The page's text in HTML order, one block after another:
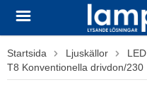
Startsida Ljuskällor LED
T8 Konventionella drivdon/230